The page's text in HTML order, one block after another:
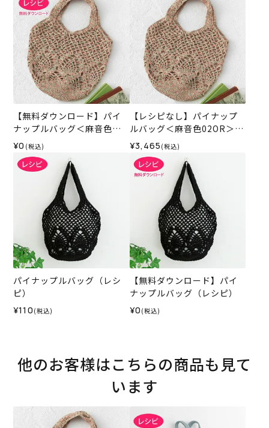
【無料ダウンロード】パイ
ナップルバッグ＜麻音色＞
（レシピ）
¥0 (税込)
【レシピなし】パイナップ
ルバッグ＜麻音色02OR＞
（編み物 材料セット）
¥3,465 (税込)
パイナップルバッグ（レシ
ピ）
¥110 (税込)
【無料ダウンロード】パイ
ナップルバッグ（レシピ）
¥0 (税込)
他のお客様はこちらの商品も見て
います